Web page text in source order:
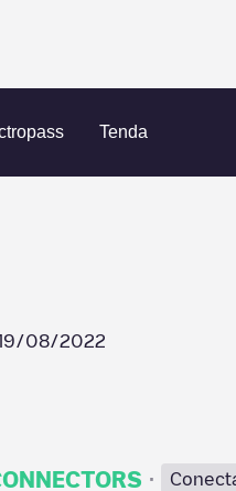
Tenda
Linganore Winery
08/2022
·